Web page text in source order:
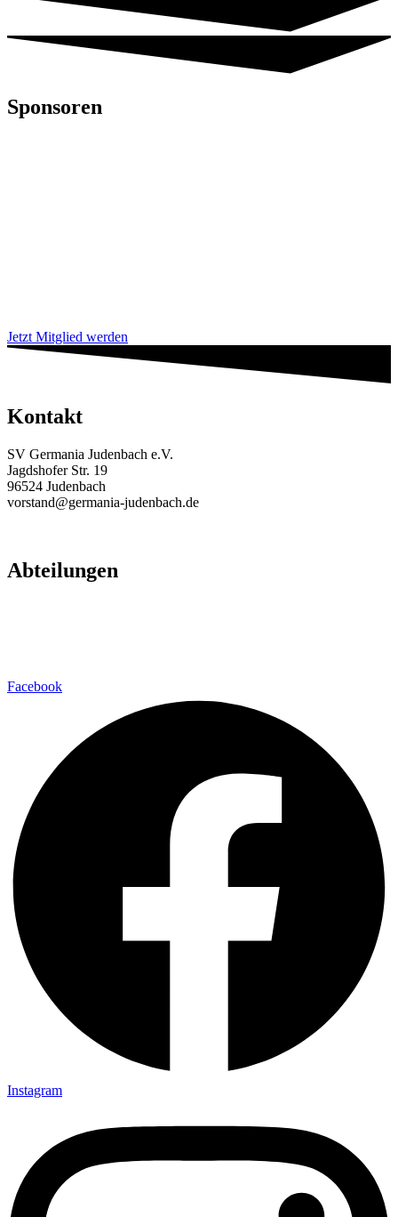
Sponsoren
Jetzt Mitglied werden
Kontakt
SV Germania Judenbach e.V.
Jagdshofer Str. 19
96524 Judenbach
vorstand@germania-judenbach.de
Abteilungen
Facebook
Instagram